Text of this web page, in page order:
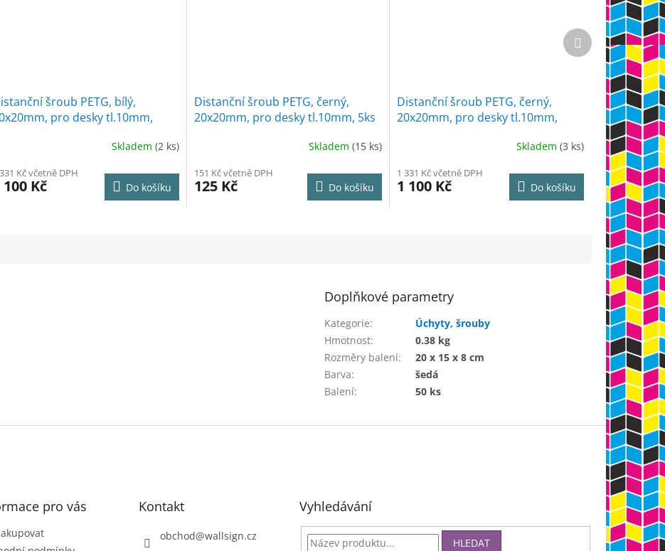
šroub PETG, bílý,
pro desky tl.10mm,
Skladem (2 ks)
Kč včetně DPH
100 Kč Do košíku
Distanční šroub PETG, černý,
20x20mm, pro desky tl.10mm, 5ks
Skladem (15 ks)
151 Kč včetně DPH
125 Kč Do košíku
Distanční šroub PETG, černý,
20x20mm, pro desky tl.10mm,
Skladem (3 ks)
1 331 Kč včetně DPH
1 100 Kč Do košíku
Další
produkt
Doplňkové parametry
Kategorie:
Úchyty, šrouby
Hmotnost:
0.38 kg
Rozměry balení:
20 x 15 x 8 cm
Barva:
šedá
Balení: 50 ks
pro vás Kontakt
obchod@wallsign.cz
Vyhledávání
HLEDAT